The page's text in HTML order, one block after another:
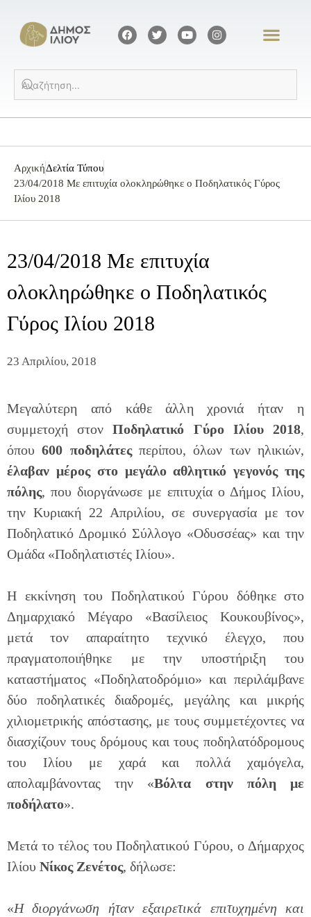
ΑρχικήΔελτία Τύπου
23/04/2018 Με επιτυχία ολοκληρώθηκε ο Ποδηλατικός Γύρος
Ιλίου 2018
23/04/2018 Με επιτυχία
ολοκληρώθηκε ο Ποδηλατικός
Γύρος Ιλίου 2018
23 Απριλίου, 2018
Μεγαλύτερη από κάθε άλλη χρονιά ήταν η
συμμετοχή στονΠοδηλατικό Γύρο Ιλίου 2018,
όπου600 ποδηλάτεςπερίπου, όλων των ηλικιών,
έλαβαν μέρος στο μεγάλο αθλητικό γεγονός της
πόλης, που διοργάνωσε με επιτυχία ο Δήμος Ιλίου,
την Κυριακή 22 Απριλίου, σε συνεργασία με τον
Ποδηλατικό Δρομικό Σύλλογο «Οδυσσέας» και την
Ομάδα «Ποδηλατιστές Ιλίου».
Η εκκίνηση του Ποδηλατικού Γύρου δόθηκε στο
Δημαρχιακό Μέγαρο «Βασίλειος Κουκουβίνος»,
μετά τον απαραίτητο τεχνικό έλεγχο, που
πραγματοποιήθηκε με την υποστήριξη του
καταστήματος «Ποδηλατοδρόμιο» και περιλάμβανε
δύο ποδηλατικές διαδρομές, μεγάλης και μικρής
χιλιομετρικής απόστασης, με τους συμμετέχοντες να
διασχίζουν τους δρόμους και τους ποδηλατόδρομους
του Ιλίου με χαρά και πολλά χαμόγελα,
απολαμβάνοντας την «Βόλτα στην πόλη με
ποδήλατο».
Μετά το τέλος του Ποδηλατικού Γύρου, ο Δήμαρχος
Ιλίου Νίκος Ζενέτος, δήλωσε:
«Η διοργάνωση ήταν εξαιρετικά επιτυχημένη και